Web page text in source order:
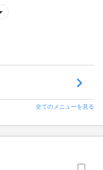
全てのメニューを見る